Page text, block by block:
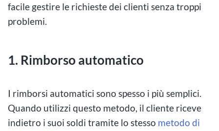
facile gestire le richieste dei clienti senza troppi
problemi.
1. Rimborso automatico
I rimborsi automatici sono spesso i più semplici.
Quando utilizzi questo metodo, il cliente riceve
indietro i suoi soldi tramite lo stesso metodo di